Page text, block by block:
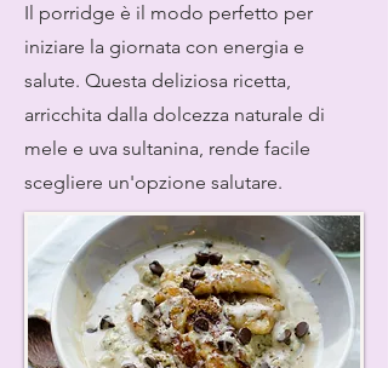
Il porridge è il modo perfetto per
iniziare la giornata con energia e
salute. Questa deliziosa ricetta,
arricchita dalla dolcezza naturale di
mele e uva sultanina, rende facile
scegliere un'opzione salutare.